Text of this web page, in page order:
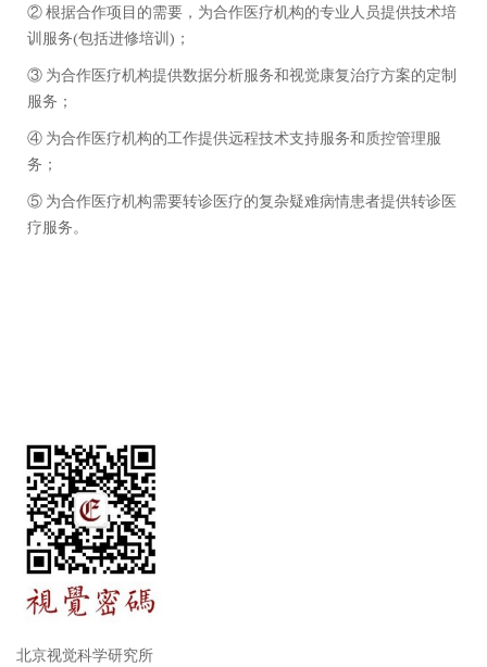
② 根据合作项目的需要，为合作医疗机构的专业人员提供技术培
训服务(包括进修培训)；
③ 为合作医疗机构提供数据分析服务和视觉康复治疗方案的定制
服务；
④ 为合作医疗机构的工作提供远程技术支持服务和质控管理服
务；
⑤ 为合作医疗机构需要转诊医疗的复杂疑难病情患者提供转诊医
疗服务。
北京视觉科学研究所